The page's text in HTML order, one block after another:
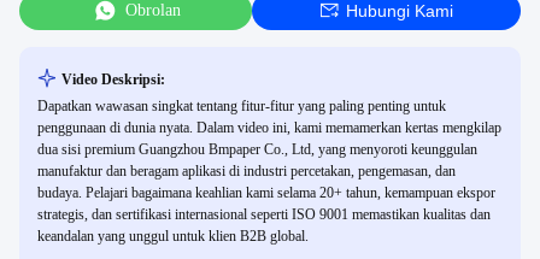
Obrolan Hubungi Kami
Video Deskripsi:
Dapatkan wawasan singkat tentang fitur-fitur yang paling penting untuk
penggunaan di dunia nyata. Dalam video ini, kami memamerkan kertas mengkilap
dua sisi premium Guangzhou Bmpaper Co., Ltd, yang menyoroti keunggulan
manufaktur dan beragam aplikasi di industri percetakan, pengemasan, dan
budaya. Pelajari bagaimana keahlian kami selama 20+ tahun, kemampuan ekspor
strategis, dan sertifikasi internasional seperti ISO 9001 memastikan kualitas dan
keandalan yang unggul untuk klien B2B global.